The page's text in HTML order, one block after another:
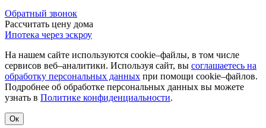
Обратный звонок
Рассчитать цену дома
Ипотека через эскроу
На нашем сайте используются cookie–файлы, в том числе
сервисов веб–аналитики. Используя сайт, вы соглашаетесь на
обработку персональных данных при помощи cookie–файлов.
Подробнее об обработке персональных данных вы можете
узнать в Политике конфиденциальности.
Ок